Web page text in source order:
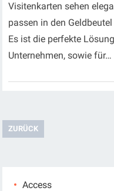
Visitenkarten sehen
passen in den
Es ist die perfekte
Unternehmen, sowie für…
Seitennummerierung
der
ZURÜCK
Access